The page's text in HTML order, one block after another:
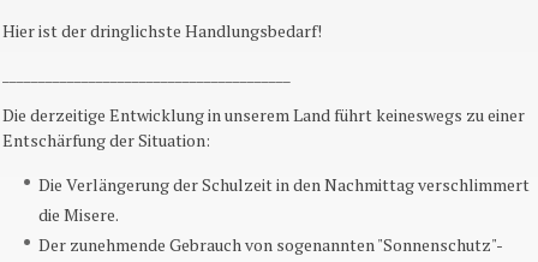
Hier ist der dringlichste Handlungsbedarf!
Die derzeitige Entwicklung in unserem Land führt keineswegs zu einer
Entschärfung der Situation:
Die Verlängerung der Schulzeit in den Nachmittag verschlimmert
die Misere.
Der zunehmende Gebrauch von sogenannten "Sonnenschutz"-